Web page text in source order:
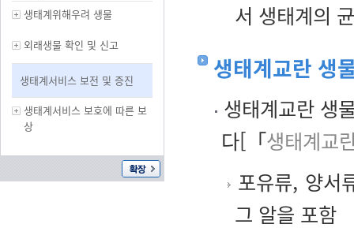
생태계위해우려 생물
외래생물 확인 및 신고
생태계서비스 보전 및 증진
생태계서비스 보호에 따른 보
상
서 생태계의
생태계교란 생
생태계교란 생
다[「생태계교
포유류, 양서
그 알을 포함